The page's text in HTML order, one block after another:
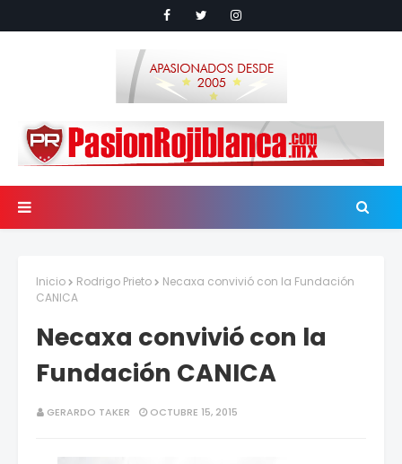
Inicio Rodrigo Prieto
Necaxa convivió con la Fundación
CANICA
Necaxa convivió con la
Fundación CANICA
GERARDO TAKER OCTUBRE 15, 2015